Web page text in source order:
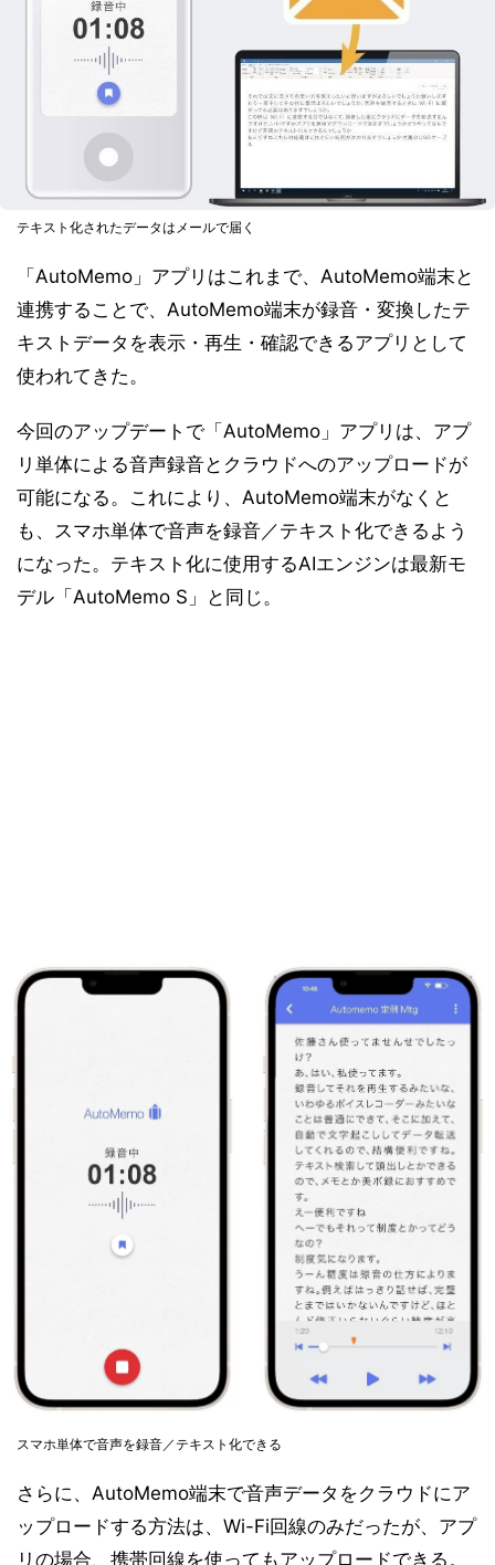
テキスト化されたデータはメールで届く
「AutoMemo」アプリはこれまで、AutoMemo端末と
連携することで、AutoMemo端末が録音・変換したテ
キストデータを表示・再生・確認できるアプリとして
使われてきた。
今回のアップデートで「AutoMemo」アプリは、アプ
リ単体による音声録音とクラウドへのアップロードが
可能になる。これにより、AutoMemo端末がなくと
も、スマホ単体で音声を録音／テキスト化できるよう
になった。テキスト化に使用するAIエンジンは最新モ
デル「AutoMemo S」と同じ。
スマホ単体で音声を録音／テキスト化できる
さらに、AutoMemo端末で音声データをクラウドにア
ップロードする方法は、Wi-Fi回線のみだったが、アプ
リの場合、携帯回線を使ってもアップロードできる。